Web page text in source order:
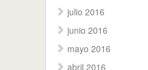
julio 2016
junio 2016
mayo 2016
abril 2016